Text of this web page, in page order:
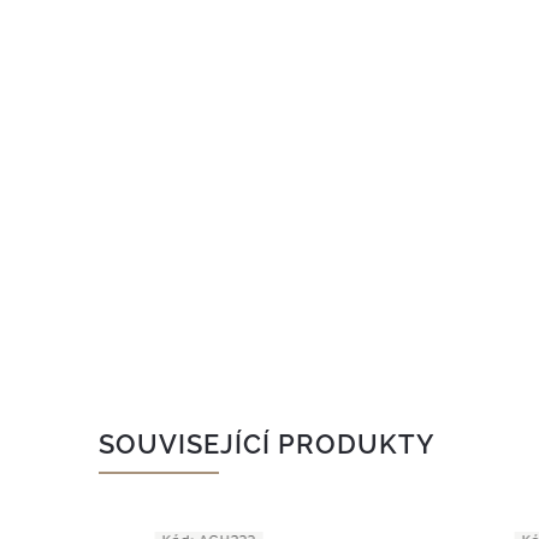
SOUVISEJÍCÍ PRODUKTY